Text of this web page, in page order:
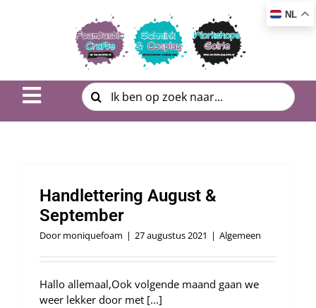
Toggle
Workshop | Cursus
Over ons
Zoeken
naar:
Handlettering August &
September
Door moniquefoam | 27 augustus 2021 | Algemeen
Hallo allemaal,Ook volgende maand gaan we
weer lekker door met [...]
NL